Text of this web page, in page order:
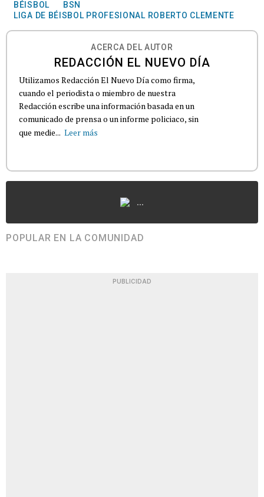
BÉISBOL
BSN
LIGA DE BÉISBOL PROFESIONAL ROBERTO CLEMENTE
ACERCA DEL AUTOR
REDACCIÓN EL NUEVO DÍA
Utilizamos Redacción El Nuevo Día como firma,
cuando el periodista o miembro de nuestra
Redacción escribe una información basada en un
comunicado de prensa o un informe policiaco, sin
que medie... Leer más
...
POPULAR EN LA COMUNIDAD
PUBLICIDAD